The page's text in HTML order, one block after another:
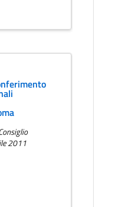
2011